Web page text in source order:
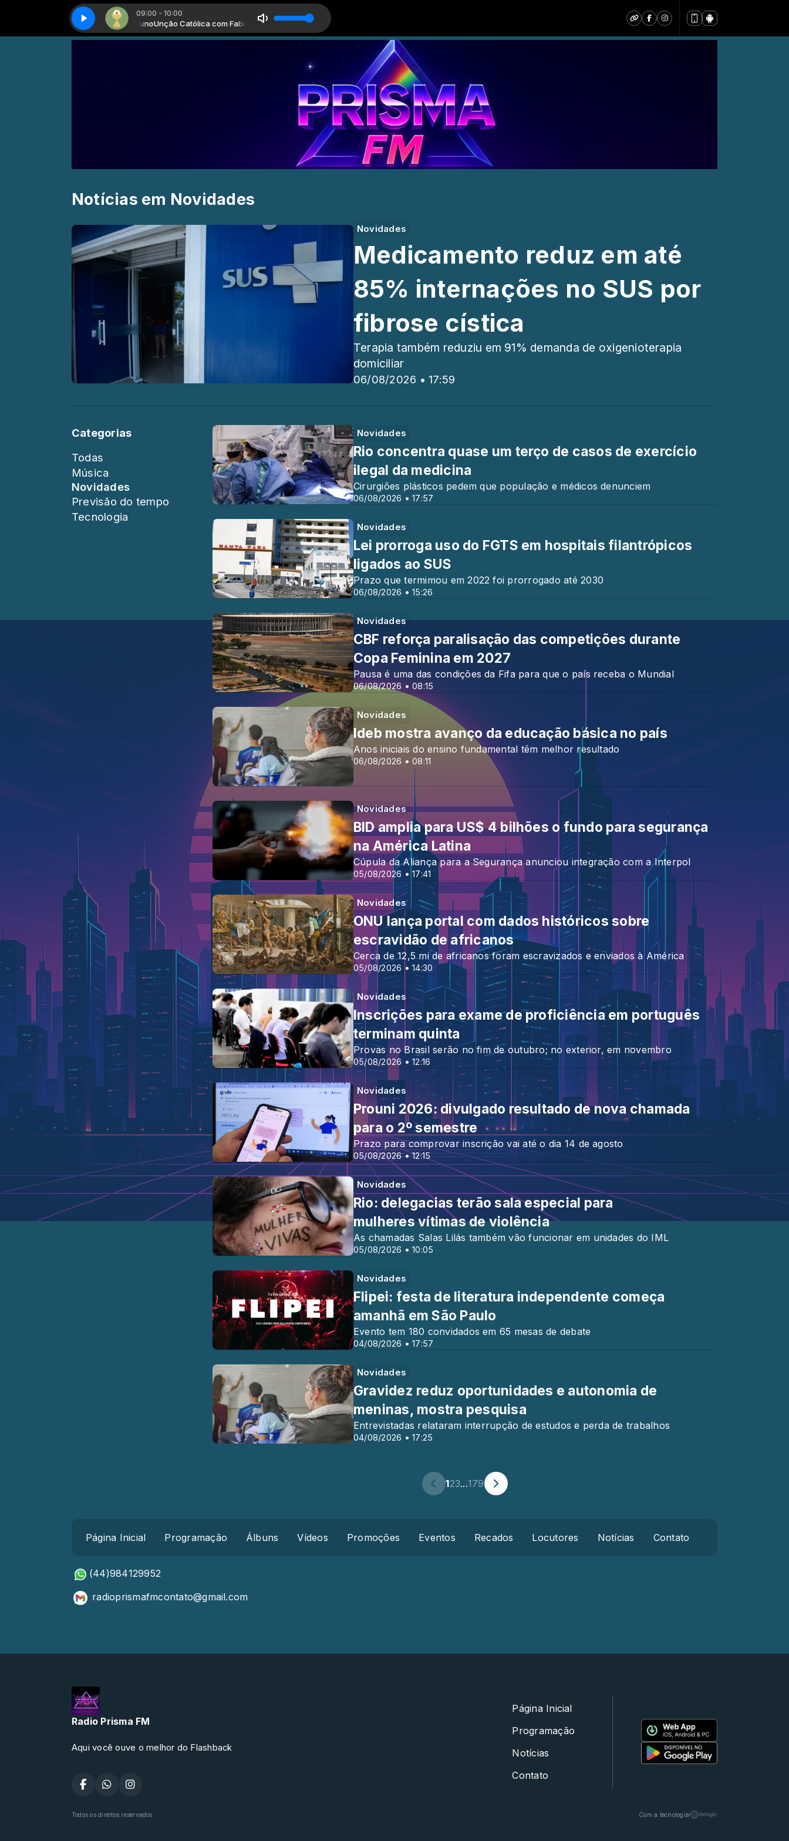
09:00 - 10:00
Unção Católica com Fabio BrunoUnção Católica com Fabio Bruno
Unção católica - Parte 1 Unção católica - Parte 1
Notícias em Novidades
Novidades
06/08/2026 • 17:59
Medicamento reduz em até
85% internações no SUS por
fibrose cística
Terapia também reduziu em 91% demanda de oxigenioterapia
domiciliar
Categorias
Todas
Música
Novidades
Previsão do tempo
Tecnologia
Novidades
06/08/2026 • 17:57
Rio concentra quase um terço de casos de exercício
ilegal da medicina
Cirurgiões plásticos pedem que população e médicos denunciem
Novidades
06/08/2026 • 15:26
Lei prorroga uso do FGTS em hospitais filantrópicos
ligados ao SUS
Prazo que termimou em 2022 foi prorrogado até 2030
Novidades
06/08/2026 • 08:15
CBF reforça paralisação das competições durante
Copa Feminina em 2027
Pausa é uma das condições da Fifa para que o país receba o Mundial
Novidades
06/08/2026 • 08:11
Ideb mostra avanço da educação básica no país
Anos iniciais do ensino fundamental têm melhor resultado
Novidades
05/08/2026 • 17:41
BID amplia para US$ 4 bilhões o fundo para segurança
na América Latina
Cúpula da Aliança para a Segurança anunciou integração com a Interpol
Novidades
05/08/2026 • 14:30
ONU lança portal com dados históricos sobre
escravidão de africanos
Cerca de 12,5 mi de africanos foram escravizados e enviados à América
Novidades
05/08/2026 • 12:16
Inscrições para exame de proficiência em português
terminam quinta
Provas no Brasil serão no fim de outubro; no exterior, em novembro
Novidades
05/08/2026 • 12:15
Prouni 2026: divulgado resultado de nova chamada
para o 2º semestre
Prazo para comprovar inscrição vai até o dia 14 de agosto
Novidades
05/08/2026 • 10:05
Rio: delegacias terão sala especial para
mulheres vítimas de violência
As chamadas Salas Lilás também vão funcionar em unidades do IML
Novidades
04/08/2026 • 17:57
Flipei: festa de literatura independente começa
amanhã em São Paulo
Evento tem 180 convidados em 65 mesas de debate
Novidades
04/08/2026 • 17:25
Gravidez reduz oportunidades e autonomia de
meninas, mostra pesquisa
Entrevistadas relataram interrupção de estudos e perda de trabalhos
123...179
Página Inicial Programação Álbuns Vídeos Promoções Eventos Recados Locutores Notícias Contato
(44)984129952
radioprismafmcontato@gmail.com
Radio Prisma FM
Aqui você ouve o melhor do Flashback
Página Inicial
Programação
Notícias
Contato
Todos os direitos reservados. Com a tecnologia